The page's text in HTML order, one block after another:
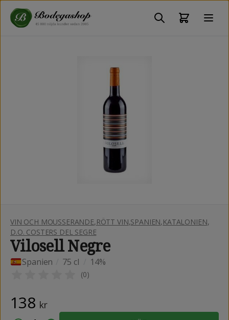
VIN OCH MOUSSERANDE,RÖTT VIN,SPANIEN,KATALONIEN,
D.O. COSTERS DEL SEGRE
Vilosell Negre
Spanien 75 cl 14%
(0)
138 kr